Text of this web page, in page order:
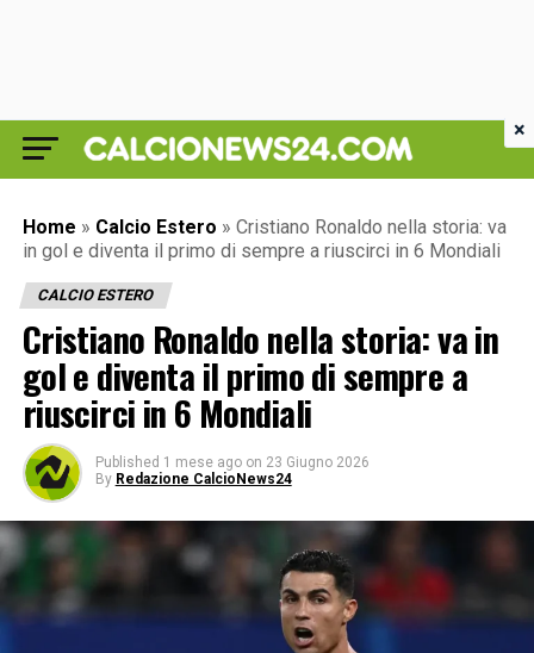
Home » Calcio Estero » Cristiano Ronaldo nella storia: va
in gol e diventa il primo di sempre a riuscirci in 6 Mondiali
CALCIO ESTERO
Cristiano Ronaldo nella storia: va in
gol e diventa il primo di sempre a
riuscirci in 6 Mondiali
Published 1 mese ago on 23 Giugno 2026
By Redazione CalcioNews24
×